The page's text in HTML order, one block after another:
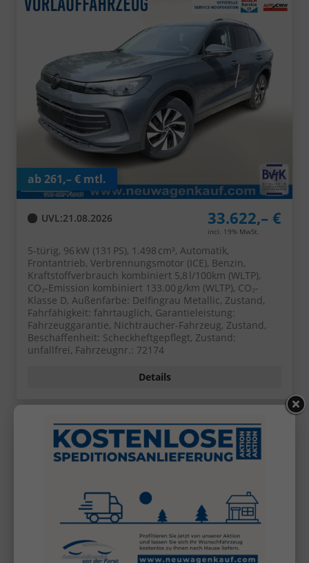
UVL :21.08.2026 33.622,– €
incl. 19% MwSt.
ab 261,– € mtl.
5-türig, 96 kW (131 PS), 1.498 cm³, Automatik,
Frontantrieb, Verbrennungsmotor (ICE), Benzin,
Kraftstoffverbrauch kombiniert 5,8 l/100km (WLTP),
CO₂-Emission kombiniert 133.00 g/km (WLTP), CO₂-
Klasse D, Außenfarbe: Delfingrau Metallic, Zustand,
Fahrfähigkeit: fahrtauglich, Garantieleistung:
Fahrzeuggarantie, Nichtraucher-Fahrzeug, Zustand,
Beschaffenheit: Scheckheftgepflegt, Zustand:
unfallfrei, Fahrzeugnr.: 72174
Details
Volkswagen Tiguan Wir rufen Sie an!
PDF-Datei,
DSG LED+ 5JGarantie IQ.DRIVE SHZ Keyl ACC